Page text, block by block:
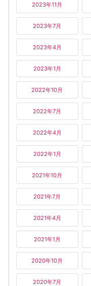
2023年11月
2023年7月
2023年4月
2023年1月
2022年10月
2022年7月
2022年4月
2022年1月
2021年10月
2021年7月
2021年4月
2021年1月
2020年10月
2020年7月